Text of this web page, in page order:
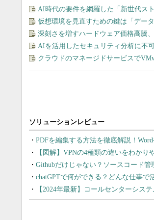
AI時代の要件を網羅した「新世代ス
仮想環境を見直すための鍵は「デー
深刻さを増すハードウェア価格高騰
AIを活用したセキュリティ分析に不
クラウドのマネージドサービスで
PDFを編集する方法を徹底解説！
【図解】VPNの4種類の違いをわか
Githubだけじゃない？ソースコード
chatGPTで何ができる？どんな仕事で
【2024年最新】コールセンターシス